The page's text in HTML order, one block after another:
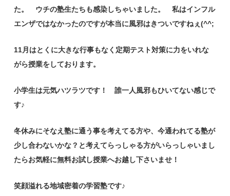
た。 ウチの塾生たちも感染しちゃいました。 私はインフル
エンザではなかったのですが本当に風邪はきついですねぇ(^^;
11月はとくに大きな行事もなく定期テスト対策に力をいれな
がら授業をしております。
小学生は元気ハツラツです！ 誰一人風邪もひいてない感じで
す♪
冬休みにそなえ塾に通う事を考えてる方や、今通われてる塾が
少し合わないかな？と考えてらっしゃる方がいらっしゃいまし
たらお気軽に無料お試し授業へお越し下さいませ！
笑顔溢れる地域密着の学習塾です♪